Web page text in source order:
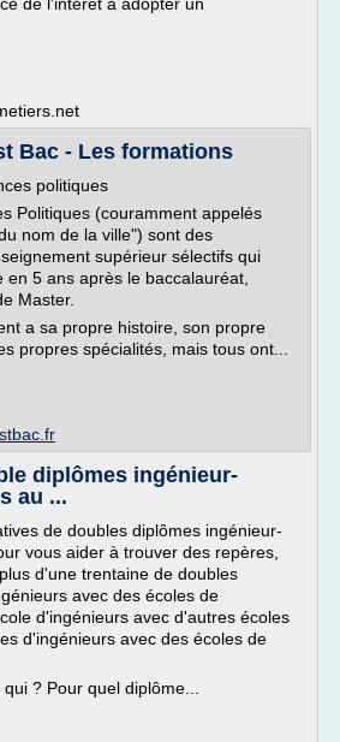
Bac - Les formations
politiques
Politiques (couramment appelés
nom de la ville") sont des
supérieur sélectifs qui
en 5 ans après le baccalauréat,
Master.
a sa propre histoire, son propre
propres spécialités, mais tous ont...
diplômes ingénieur-
au ...
de doubles diplômes ingénieur-
vous aider à trouver des repères,
d'une trentaine de doubles
avec des écoles de
d'ingénieurs avec d'autres écoles
d'ingénieurs avec des écoles de
? Pour quel diplôme...